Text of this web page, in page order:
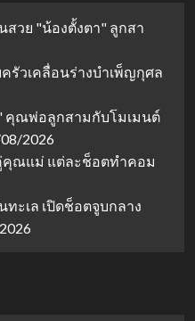
สวย "น้องตั้งตา" ลูกสา
รัวเคลื่อนร่างบำเพ็ญกุศล
คุณพ่อลูกสามกับโมเมนต์
2026
คุณแม่ แต่ละช็อตทำคอม
ะเล เปิดช็อตจูบกลาง